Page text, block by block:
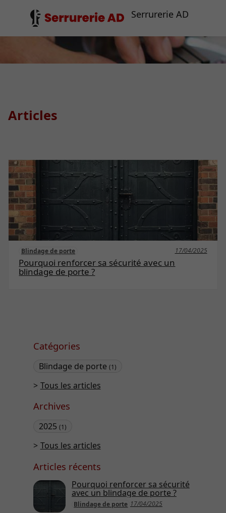
Serrurerie AD
Catégories
Blindage de porte (1)
Tous les articles
Archives
2025 (1)
Tous les articles
Articles récents
Blindage de porte 17/04/2025
Pourquoi renforcer sa sécurité
avec un blindage de porte ?
Articles
Blindage de porte 17/04/2025
Pourquoi renforcer sa sécurité avec un
blindage de porte ?